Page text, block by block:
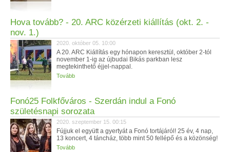
Hova tovább? - 20. ARC közérzeti kiállítás (okt. 2. -
nov. 1.)
2020. október 05. 10:00
A 20. ARC Kiállítás egy hónapon keresztül, október 2-tól
november 1-ig az újbudai Bikás parkban lesz
megtekinthető éjjel-nappal.
Tovább
Fonó25 Folkfőváros - Szerdán indul a Fonó
születésnapi sorozata
2020. szeptember 15. 00:15
Fújjuk el együtt a gyertyát a Fonó tortájáról! 25 év, 4 nap,
13 koncert, 4 táncház, több mint 50 fellépő és a közönség!
Tovább